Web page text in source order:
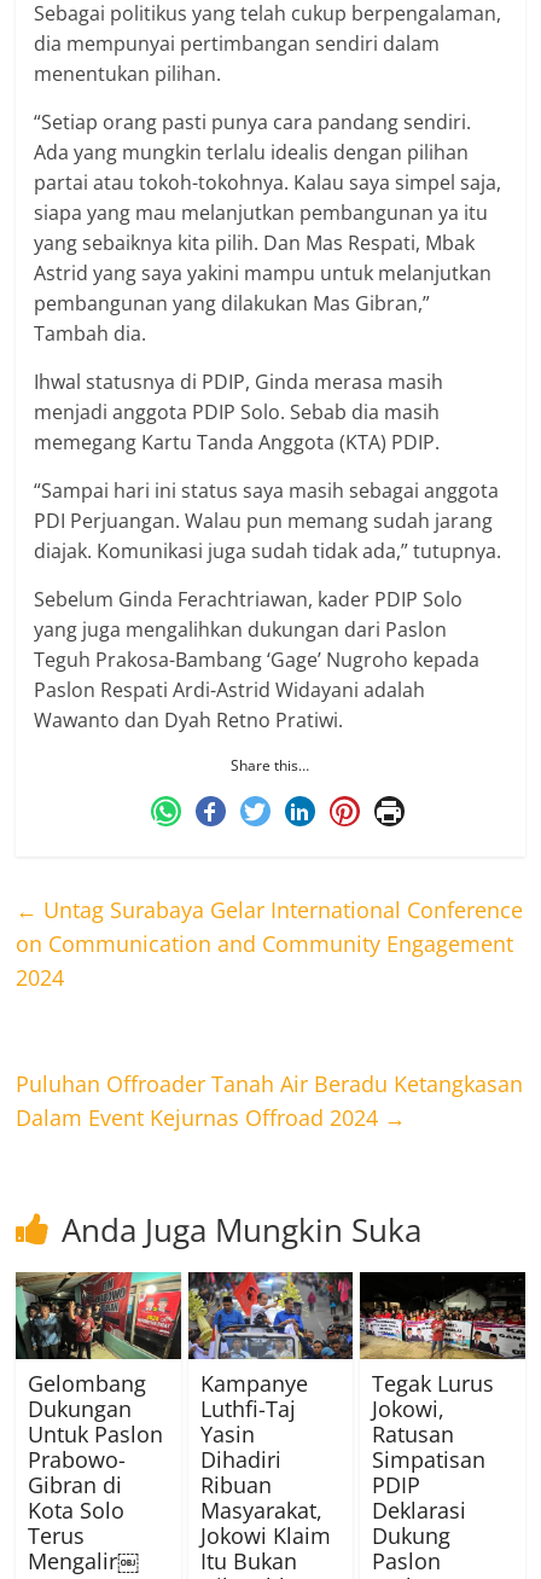
Sebagai politikus yang telah cukup berpengalaman,
dia mempunyai pertimbangan sendiri dalam
menentukan pilihan.
“Setiap orang pasti punya cara pandang sendiri.
Ada yang mungkin terlalu idealis dengan pilihan
partai atau tokoh-tokohnya. Kalau saya simpel saja,
siapa yang mau melanjutkan pembangunan ya itu
yang sebaiknya kita pilih. Dan Mas Respati, Mbak
Astrid yang saya yakini mampu untuk melanjutkan
pembangunan yang dilakukan Mas Gibran,”
Tambah dia.
Ihwal statusnya di PDIP, Ginda merasa masih
menjadi anggota PDIP Solo. Sebab dia masih
memegang Kartu Tanda Anggota (KTA) PDIP.
“Sampai hari ini status saya masih sebagai anggota
PDI Perjuangan. Walau pun memang sudah jarang
diajak. Komunikasi juga sudah tidak ada,” tutupnya.
Sebelum Ginda Ferachtriawan, kader PDIP Solo
yang juga mengalihkan dukungan dari Paslon
Teguh Prakosa-Bambang ‘Gage’ Nugroho kepada
Paslon Respati Ardi-Astrid Widayani adalah
Wawanto dan Dyah Retno Pratiwi.
Share this…
← Untag Surabaya Gelar International Conference
on Communication and Community Engagement
2024
Puluhan Offroader Tanah Air Beradu Ketangkasan
Dalam Event Kejurnas Offroad 2024 →
Anda Juga Mungkin Suka
Gelombang
Dukungan
Untuk Paslon
Prabowo-
Gibran di
Kota Solo
Terus
Mengalir￼
Kampanye
Luthfi-Taj
Yasin
Dihadiri
Ribuan
Masyarakat,
Jokowi Klaim
Itu Bukan
Tegak Lurus
Jokowi,
Ratusan
Simpatisan
PDIP
Deklarasi
Dukung
Paslon